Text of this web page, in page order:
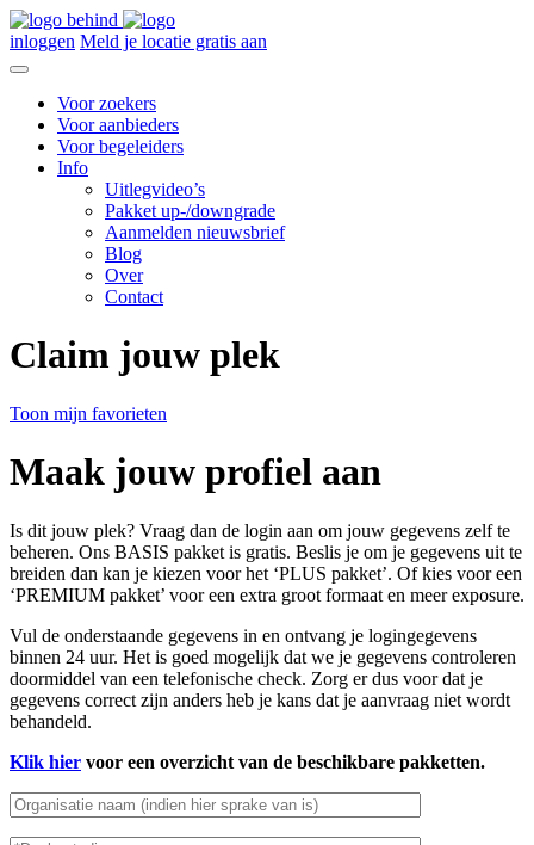
inloggen Meld je locatie gratis aan
Voor zoekers
Voor aanbieders
Voor begeleiders
Info
Uitlegvideo’s
Pakket up-/downgrade
Aanmelden nieuwsbrief
Blog
Over
Contact
Claim jouw plek
Toon mijn favorieten
Maak jouw profiel aan
Is dit jouw plek? Vraag dan de login aan om jouw gegevens zelf te
beheren. Ons BASIS pakket is gratis. Beslis je om je gegevens uit te
breiden dan kan je kiezen voor het ‘PLUS pakket’. Of kies voor een
‘PREMIUM pakket’ voor een extra groot formaat en meer exposure.
Vul de onderstaande gegevens in en ontvang je logingegevens
binnen 24 uur. Het is goed mogelijk dat we je gegevens controleren
doormiddel van een telefonische check. Zorg er dus voor dat je
gegevens correct zijn anders heb je kans dat je aanvraag niet wordt
behandeld.
Klik hier voor een overzicht van de beschikbare pakketten.